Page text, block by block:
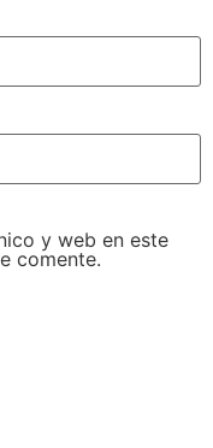
y web en este
comente.